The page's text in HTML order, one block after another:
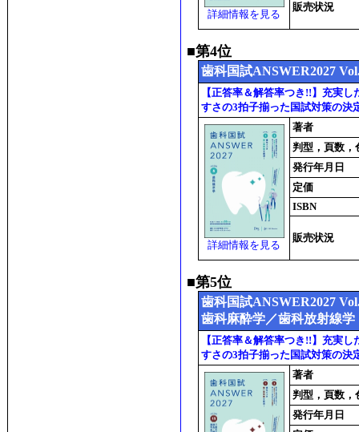
詳細情報を見る
販売状況
■第4位
歯科国試ANSWER2027
【正答率＆解答率つき!!】充実
すさの3拍子揃った国試対策の決
詳細情報を見る
著者
判型，頁数，
発行年月日
定価
ISBN
販売状況
■第5位
歯科国試ANSWER2027
歯科麻酔学／歯科放射線学
【正答率＆解答率つき!!】充実
すさの3拍子揃った国試対策の決
著者
判型，頁数，
発行年月日